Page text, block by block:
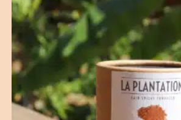
(15 avis)